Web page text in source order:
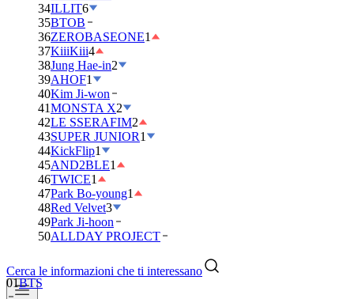
34ILLIT6
35BTOB
36ZEROBASEONE1
37KiiiKiii4
38Jung Hae-in2
39AHOF1
40Kim Ji-won
41MONSTA X2
42LE SSERAFIM2
43SUPER JUNIOR1
44KickFlip1
45AND2BLE1
46TWICE1
47Park Bo-young1
48Red Velvet3
49Park Ji-hoon
50ALLDAY PROJECT
Cerca le informazioni che ti interessano
01BTS